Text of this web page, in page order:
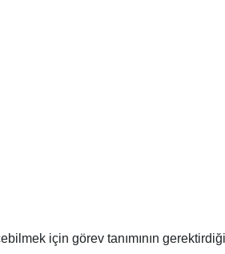
için görev tanımının